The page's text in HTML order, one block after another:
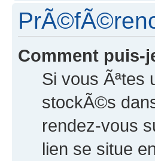
Comment puis-
Si vous Ãªtes
stockÃ©s
rendez-vous
lien se situe